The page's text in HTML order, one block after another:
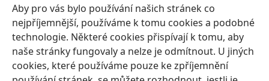
Aby pro vás bylo používání našich stránek co
nejpříjemnější, používáme k tomu cookies a podobné
technologie. Některé cookies přispívají k tomu, aby
naše stránky fungovaly a nelze je odmítnout. U jiných
cookies, které používáme pouze ke zpříjemnění
nové
okno) ONLINE KNIHOVNA Strážné věže
(otevřeno
nové
okno)JW Hub®
(otevřeno
nové
okno)JW Library ®